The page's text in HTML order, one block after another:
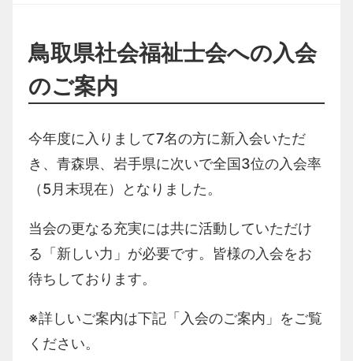
鳥取県社会福祉士会への入会
のご案内
今年度に入りまして7名の方に新入会いただ
き、青森県、岩手県に次いで全国3位の入会率
（5月末現在）となりました。
当会の更なる充実には共に活動していただけ
る「新しい力」が必要です。皆様の入会をお
待ちしております。
※詳しいご案内は下記「入会のご案内」をご覧
ください。